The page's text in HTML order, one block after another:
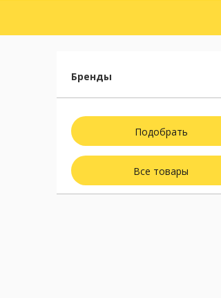
Избранное:0 товаров
Каталог
Компания
Личный кабинет
Бренды
Все товары